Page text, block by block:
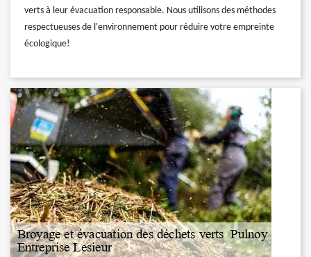
verts à leur évacuation responsable. Nous utilisons des méthodes
respectueuses de l'environnement pour réduire votre empreinte
écologique!